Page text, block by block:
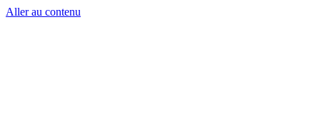
Aller au contenu